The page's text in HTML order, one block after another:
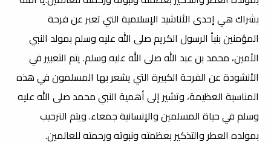
بشراك هي إحدى الأناشيد الإسلامية التي تعبر عن فرحة
المؤمنين بنبأ الرسول الكريم صلى الله عليه وسلم بمولد النبي
الأمين، محمد بن عبد الله صلى الله عليه وسلم. يتم التعبير في
الأنشودة عن الفرحة الكبيرة التي يشعر بها المسلمون في هذه
المناسبة العظيمة، وتشير إلى أهمية النبي محمد صلى الله عليه
وسلم في حياة المسلمين والإنسانية جمعاء. ويتم الترحيب
بمولده العطر والتذكير بعظمته ونبوته ورحمته للعالمين.